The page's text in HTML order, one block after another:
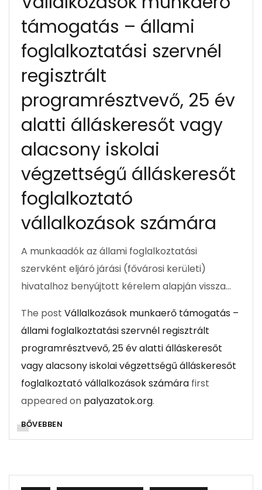
támogatás – állami
foglalkoztatási szervnél
regisztrált
programrésztvevő, 25 év
alatti álláskeresőt vagy
alacsony iskolai
végzettségű álláskeresőt
foglalkoztató
vállalkozások számára
A munkaadók az állami foglalkoztatási
szervként eljáró járási (fővárosi kerületi)
hivatalhoz benyújtott kérelem alapján vissza…
The post Vállalkozások munkaerő támogatás –
állami foglalkoztatási szervnél regisztrált
programrésztvevő, 25 év alatti álláskeresőt
vagy alacsony iskolai végzettségű álláskeresőt
foglalkoztató vállalkozások számára first
appeared on palyazatok.org.
BŐVEBBEN